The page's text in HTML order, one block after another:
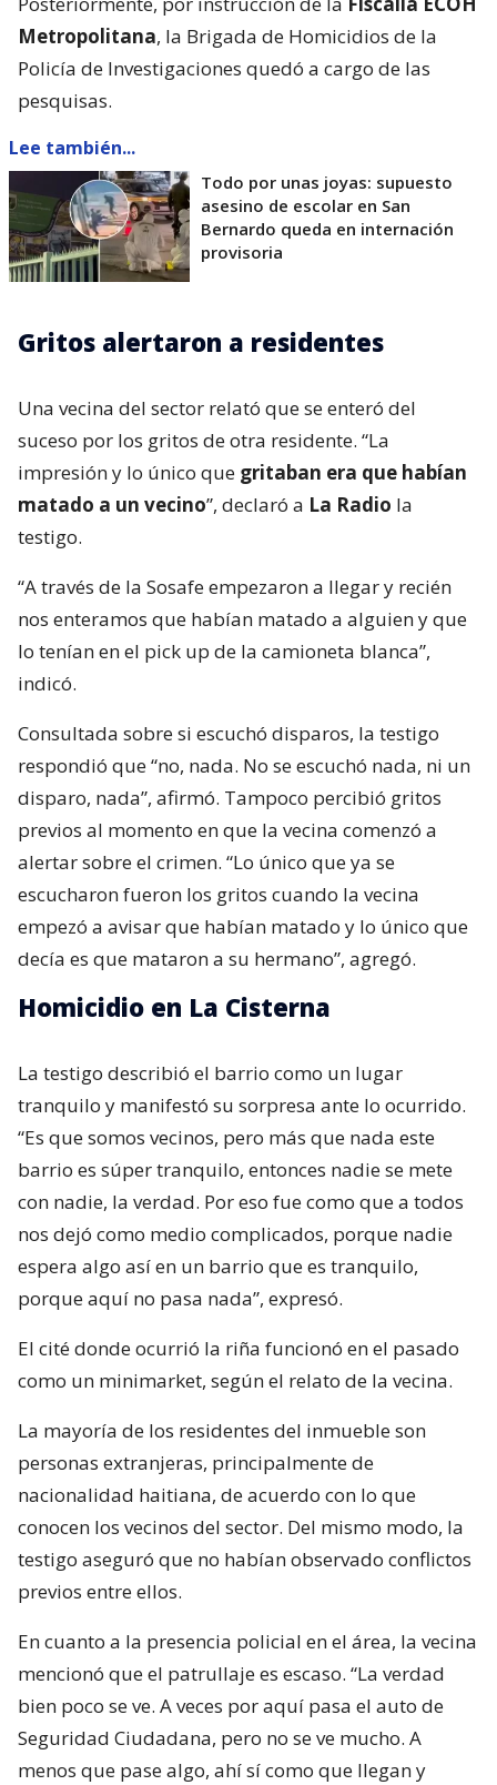
Metropolitana, la Brigada de Homicidios de la
Policía de Investigaciones quedó a cargo de las
pesquisas.
Lee también...
Todo por unas joyas: supuesto
asesino de escolar en San
Bernardo queda en internación
provisoria
Gritos alertaron a residentes
Una vecina del sector relató que se enteró del
suceso por los gritos de otra residente. “La
impresión y lo único que gritaban era que habían
matado a un vecino”, declaró a La Radio la
testigo.
“A través de la Sosafe empezaron a llegar y recién
nos enteramos que habían matado a alguien y que
lo tenían en el pick up de la camioneta blanca”,
indicó.
Consultada sobre si escuchó disparos, la testigo
respondió que “no, nada. No se escuchó nada, ni un
disparo, nada”, afirmó. Tampoco percibió gritos
previos al momento en que la vecina comenzó a
alertar sobre el crimen. “Lo único que ya se
escucharon fueron los gritos cuando la vecina
empezó a avisar que habían matado y lo único que
decía es que mataron a su hermano”, agregó.
Homicidio en La Cisterna
La testigo describió el barrio como un lugar
tranquilo y manifestó su sorpresa ante lo ocurrido.
“Es que somos vecinos, pero más que nada este
barrio es súper tranquilo, entonces nadie se mete
con nadie, la verdad. Por eso fue como que a todos
nos dejó como medio complicados, porque nadie
espera algo así en un barrio que es tranquilo,
porque aquí no pasa nada”, expresó.
El cité donde ocurrió la riña funcionó en el pasado
como un minimarket, según el relato de la vecina.
La mayoría de los residentes del inmueble son
personas extranjeras, principalmente de
nacionalidad haitiana, de acuerdo con lo que
conocen los vecinos del sector. Del mismo modo, la
testigo aseguró que no habían observado conflictos
previos entre ellos.
En cuanto a la presencia policial en el área, la vecina
mencionó que el patrullaje es escaso. “La verdad
bien poco se ve. A veces por aquí pasa el auto de
Seguridad Ciudadana, pero no se ve mucho. A
menos que pase algo, ahí sí como que llegan y